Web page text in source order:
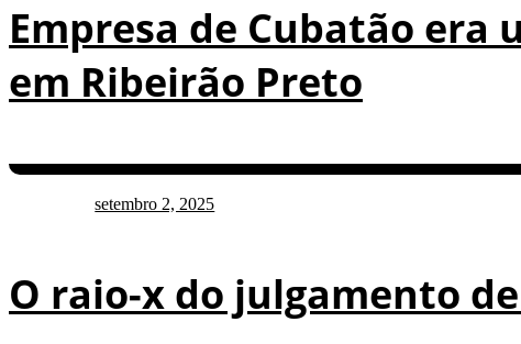
Empresa de Cubatão
em Ribeirão Preto
setembro 2, 2025
O raio-x do julgamento